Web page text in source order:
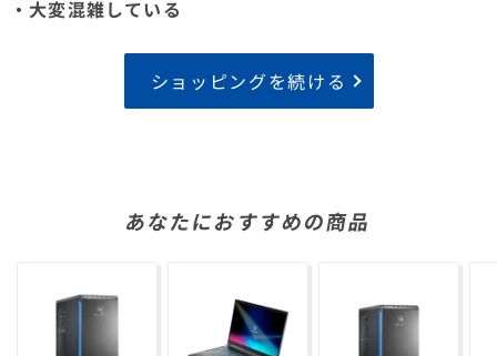
・大変混雑している
ショッピングを続ける
あなたにおすすめの商品